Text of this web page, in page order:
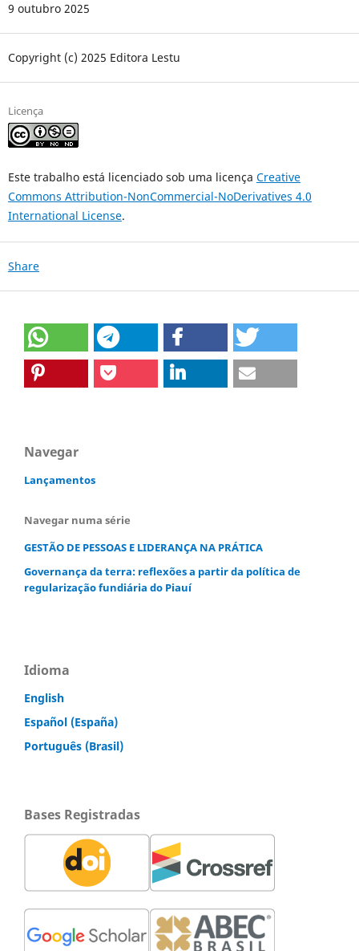
9 outubro 2025
Copyright (c) 2025 Editora Lestu
Licença
Este trabalho está licenciado sob uma licença Creative
Commons Attribution-NonCommercial-NoDerivatives 4.0
International License.
Share
Navegar
Lançamentos
Navegar numa série
GESTÃO DE PESSOAS E LIDERANÇA NA PRÁTICA
Governança da terra: reflexões a partir da política de
regularização fundiária do Piauí
Idioma
English
Español (España)
Português (Brasil)
Bases Registradas